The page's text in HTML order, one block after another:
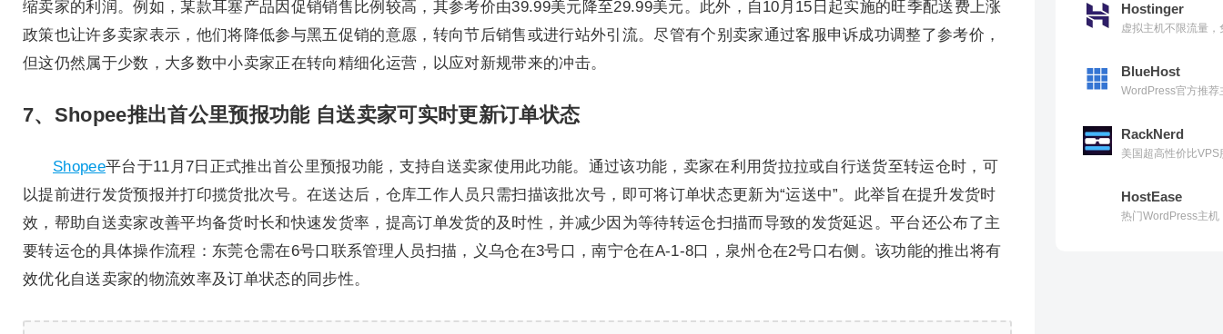
缩卖家的利润。例如，某款耳塞产品因促销销售比例较高，其参考价由39.99美元降至29.99美元。此外，自10月15日起实施的旺季配送费上涨
政策也让许多卖家表示，他们将降低参与黑五促销的意愿，转向节后销售或进行站外引流。尽管有个别卖家通过客服申诉成功调整了参考价，
但这仍然属于少数，大多数中小卖家正在转向精细化运营，以应对新规带来的冲击。
7、Shopee推出首公里预报功能 自送卖家可实时更新订单状态
Shopee平台于11月7日正式推出首公里预报功能，支持自送卖家使用此功能。通过该功能，卖家在利用货拉拉或自行送货至转运仓时，可
以提前进行发货预报并打印揽货批次号。在送达后，仓库工作人员只需扫描该批次号，即可将订单状态更新为“运送中”。此举旨在提升发货时
效，帮助自送卖家改善平均备货时长和快速发货率，提高订单发货的及时性，并减少因为等待转运仓扫描而导致的发货延迟。平台还公布了主
要转运仓的具体操作流程：东莞仓需在6号口联系管理人员扫描，义乌仓在3号口，南宁仓在A-1-8口，泉州仓在2号口右侧。该功能的推出将有
效优化自送卖家的物流效率及订单状态的同步性。
Hostinger
虚拟主机不限流量
BlueHost
WordPress官方推
RackNerd
美国超高性价比VPS
HostEase
热门WordPress主